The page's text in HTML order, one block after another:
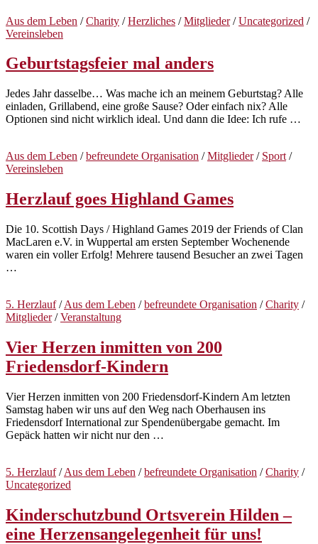
Aus dem Leben /Charity /Herzliches /Mitglieder/Uncategorized /
Vereinsleben
Geburtstagsfeier mal anders
Jedes Jahr dasselbe… Was mache ich an meinem Geburtstag? Alle
einladen, Grillabend, eine große Sause? Oder einfach nix? Alle
Optionen sind nicht wirklich ideal. Und dann die Idee: Ich rufe …
Aus dem Leben /befreundete Organisation /Mitglieder/ Sport /
Vereinsleben
Herzlauf goes Highland Games
Die 10. Scottish Days / Highland Games 2019 der Friends of Clan
MacLaren e.V. in Wuppertal am ersten September Wochenende
waren ein voller Erfolg! Mehrere tausend Besucher an zwei Tagen
…
5. Herzlauf/Aus dem Leben /befreundete Organisation /Charity /
Mitglieder/Veranstaltung
Vier Herzen inmitten von 200
Friedensdorf-Kindern
Vier Herzen inmitten von 200 Friedensdorf-Kindern Am letzten
Samstag haben wir uns auf den Weg nach Oberhausen ins
Friedensdorf International zur Spendenübergabe gemacht. Im
Gepäck hatten wir nicht nur den …
5. Herzlauf/Aus dem Leben /befreundete Organisation /Charity /
Uncategorized
Kinderschutzbund Ortsverein Hilden –
eine Herzensangelegenheit für uns!